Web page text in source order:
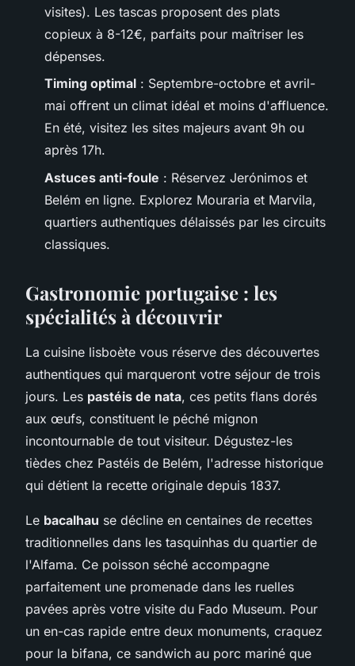
visites). Les tascas proposent des plats
copieux à 8-12€, parfaits pour maîtriser les
dépenses.
Timing optimal : Septembre-octobre et avril-
mai offrent un climat idéal et moins d'affluence.
En été, visitez les sites majeurs avant 9h ou
après 17h.
Astuces anti-foule : Réservez Jerónimos et
Belém en ligne. Explorez Mouraria et Marvila,
quartiers authentiques délaissés par les circuits
classiques.
Gastronomie portugaise : les
spécialités à découvrir
La cuisine lisboète vous réserve des découvertes
authentiques qui marqueront votre séjour de trois
jours. Les pastéis de nata, ces petits flans dorés
aux œufs, constituent le péché mignon
incontournable de tout visiteur. Dégustez-les
tièdes chez Pastéis de Belém, l'adresse historique
qui détient la recette originale depuis 1837.
Le bacalhau se décline en centaines de recettes
traditionnelles dans les tasquinhas du quartier de
l'Alfama. Ce poisson séché accompagne
parfaitement une promenade dans les ruelles
pavées après votre visite du Fado Museum. Pour
un en-cas rapide entre deux monuments, craquez
pour la bifana, ce sandwich au porc mariné que